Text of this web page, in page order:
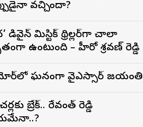
వచ్చిందా?
డివైన్ మిస్టిక్ థ్రిల్లర్‌గా చాలా
ఉంటుంది – హీరో శ్రవణ్ రెడ్డి
ఘనంగా వైఎస్సార్‌ జయంతి
బ్రేక్.. రేవంత్ రెడ్డి